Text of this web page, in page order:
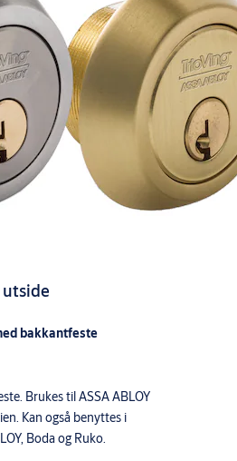
utside
bakkantfeste
Brukes til ASSA ABLOY
Kan også benyttes i
Boda og Ruko.